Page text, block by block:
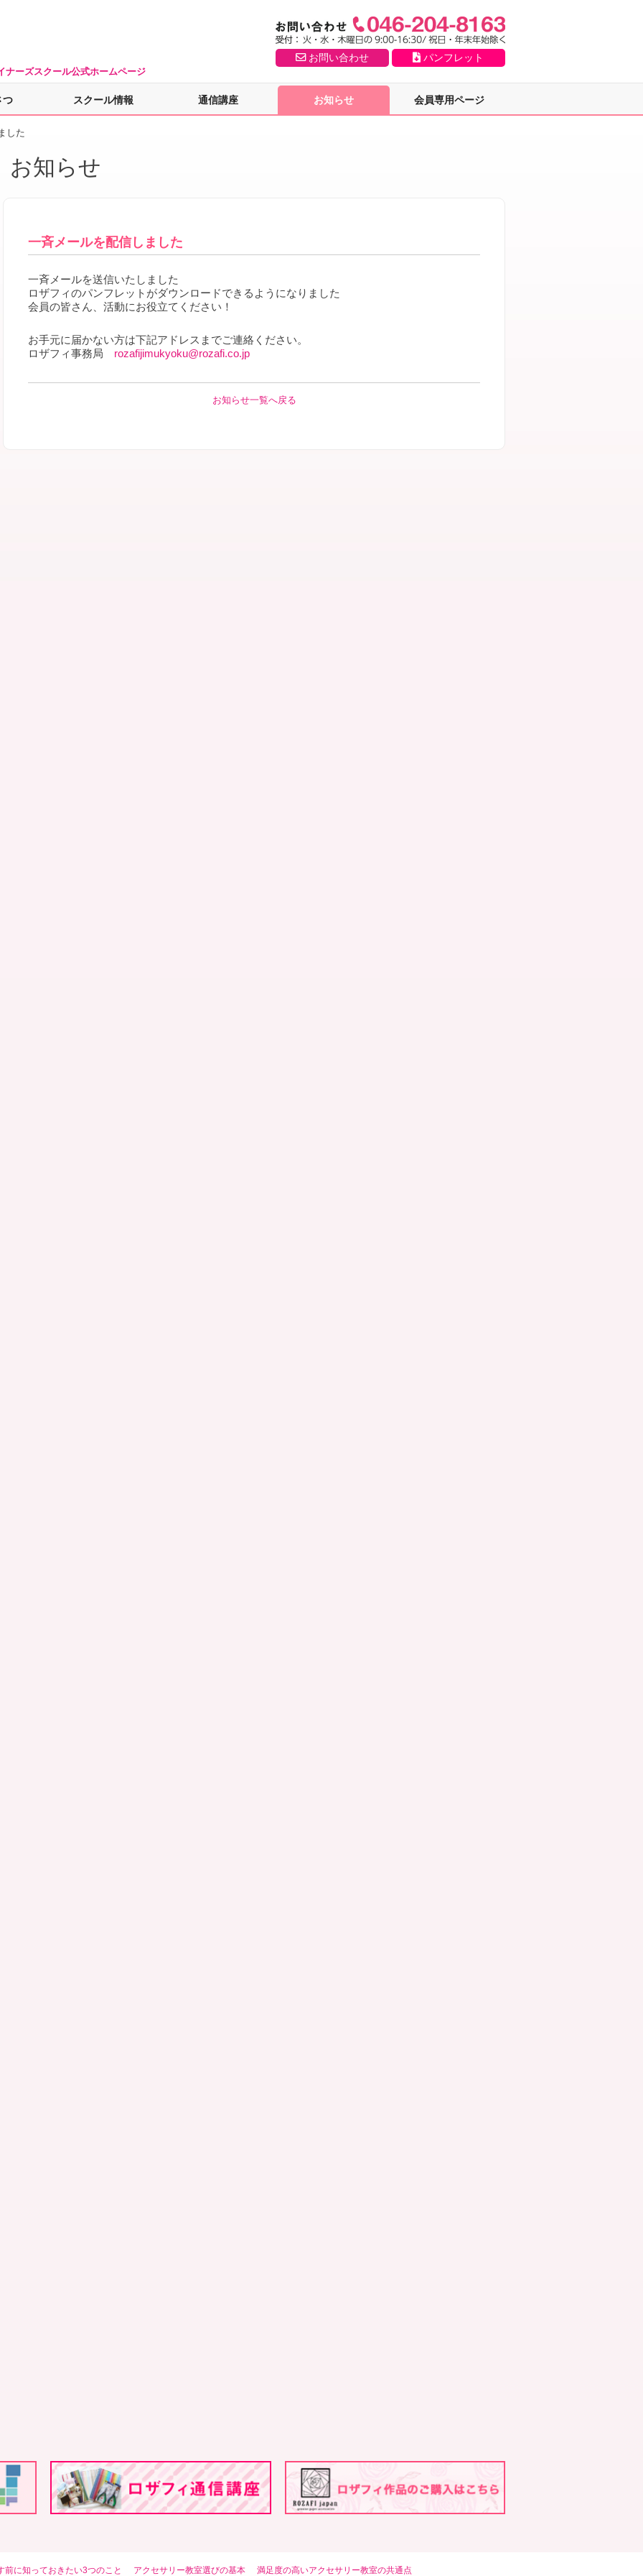
お問い合わせ パンフレット
ナーズスクール公式ホームページ
つ スクール情報 通信講座 お知らせ 会員専用ページ
した
お知らせ
一斉メールを配信しました
一斉メールを送信いたしました
ロザフィのパンフレットがダウンロードできるようになりました
会員の皆さん、活動にお役立てください！
お手元に届かない方は下記アドレスまでご連絡ください。
ロザフィ事務局 rozafijimukyoku@rozafi.co.jp
お知らせ一覧へ戻る
前に知っておきたい3つのこと アクセサリー教室選びの基本 満足度の高いアクセサリー教室の共通点